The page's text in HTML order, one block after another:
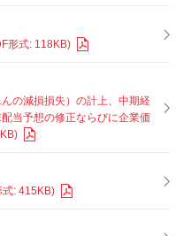
形式: 118KB)
の減損損失）の計上、中期経
当予想の修正ならびに企業価
: 415KB)